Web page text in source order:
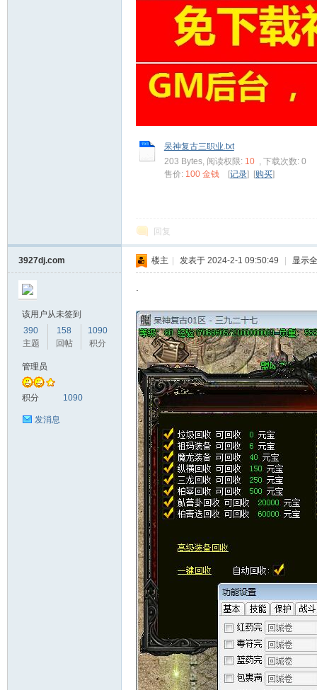
呆神复古三职业.txt
203 Bytes, 阅读权限: 10 , 下载次数: 0
售价: 100 金钱 [记录] [购买]
回复
3927dj.com
该用户从未签到
390
主题
158
回帖
1090
积分
管理员
积分 1090
发消息
楼主 发表于 2024-2-1 09:50:49 显示